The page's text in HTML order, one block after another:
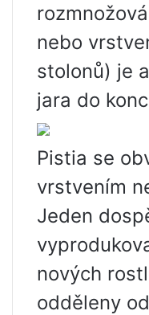
nebo
stolonů) je
jara do
Pistia se
vrstvením
Jeden
nových
odděleny